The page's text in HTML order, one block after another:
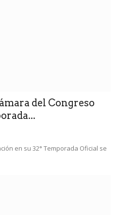
del Congreso
en su 32° Temporada Oficial se